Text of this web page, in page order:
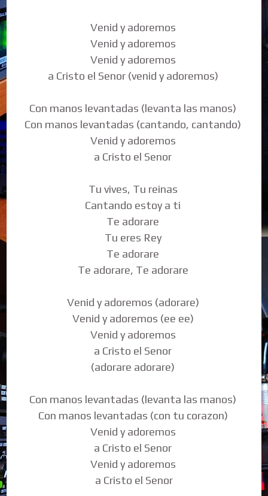
Venid y adoremos
Venid y adoremos
Venid y adoremos
a Cristo el Senor (venid y adoremos)
Con manos levantadas (levanta las manos)
Con manos levantadas (cantando, cantando)
Venid y adoremos
a Cristo el Senor
Tu vives, Tu reinas
Cantando estoy a ti
Te adorare
Tu eres Rey
Te adorare
Te adorare, Te adorare
Venid y adoremos (adorare)
Venid y adoremos (ee ee)
Venid y adoremos
a Cristo el Senor
(adorare adorare)
Con manos levantadas (levanta las manos)
Con manos levantadas (con tu corazon)
Venid y adoremos
a Cristo el Senor
Venid y adoremos
a Cristo el Senor